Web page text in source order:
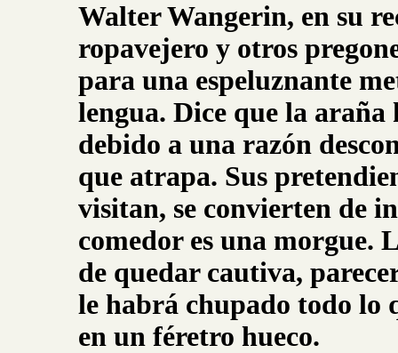
Walter Wangerin, en su
ropavejero y otros
para una espeluznante
lengua. Dice que la
debido a una razón
que atrapa. Sus
visitan, se convierten de
comedor es una morgue.
de quedar cautiva,
le habrá chupado todo lo
en un féretro hueco.